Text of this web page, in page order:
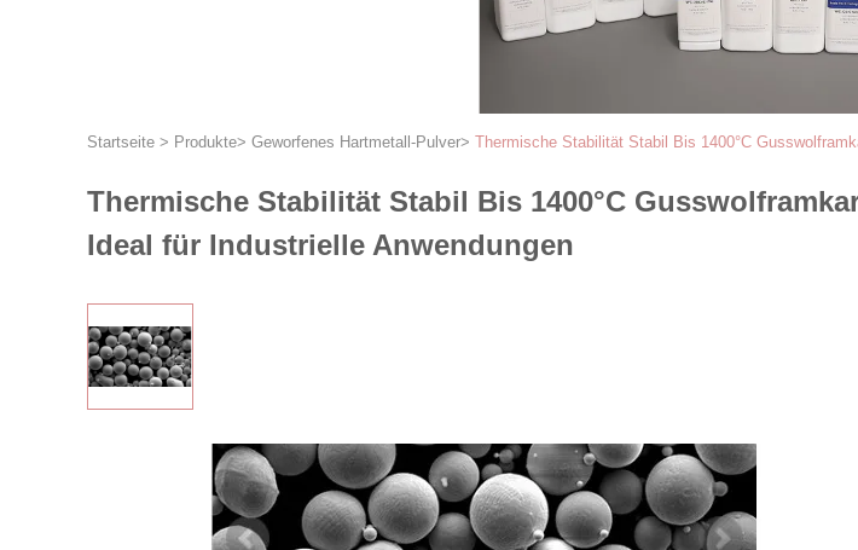
Startseite > Produkte> Geworfenes Hartmetall-Pulver> Thermische Stabilität Stabil Bis 1400°C
Thermische Stabilität Stabil Bis 1400°C
Ideal für Industrielle Anwendungen